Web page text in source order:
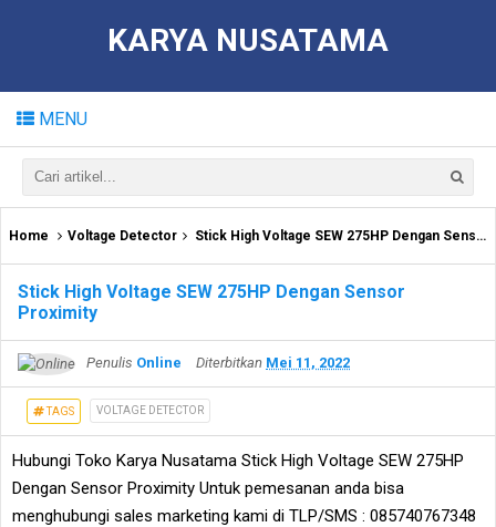
KARYA NUSATAMA
MENU
Home Voltage Detector Stick High Voltage SEW 275HP Dengan Sensor Proximity
Stick High Voltage SEW 275HP Dengan Sensor
Proximity
Penulis Online Diterbitkan Mei 11, 2022
TAGS VOLTAGE DETECTOR
Hubungi Toko Karya Nusatama Stick High Voltage SEW 275HP
Dengan Sensor Proximity Untuk pemesanan anda bisa
menghubungi sales marketing kami di TLP/SMS : 085740767348